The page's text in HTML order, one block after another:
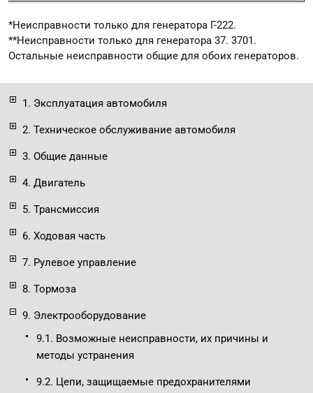
1. Эксплуатация автомобиля
2. Техническое обслуживание автомобиля
3. Общие данные
4. Двигатель
5. Трансмиссия
6. Ходовая часть
7. Рулевое управление
8. Тормоза
9. Электрооборудование
9.1. Возможные неисправности, их причины и
методы устранения
9.2. Цепи, защищаемые предохранителями
*Неисправности только для генератора Г-222.
**Неисправности только для генератора 37. 3701.
Остальные неисправности общие для обоих генераторов.